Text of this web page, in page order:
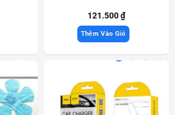
121.500₫
Thêm Vào Giỏ